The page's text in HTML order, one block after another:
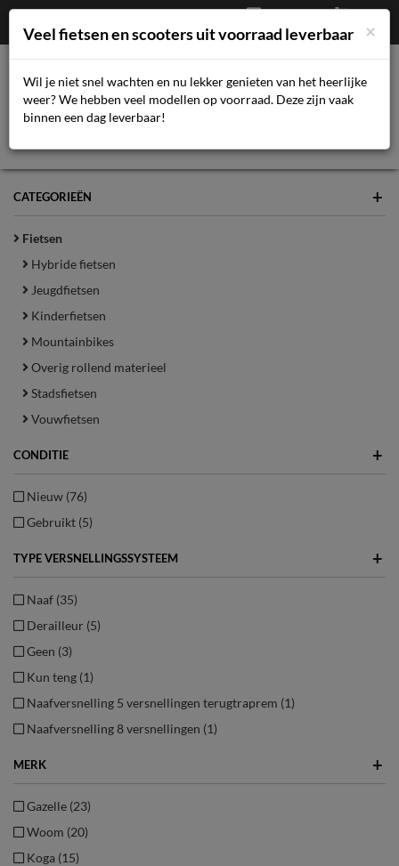
€0,00
Afrekenen
Mijn account
CATEGORIEËN +
Fietsen
Hybride fietsen
Jeugdfietsen
Kinderfietsen
Mountainbikes
Overig rollend materieel
Stadsfietsen
Vouwfietsen
CONDITIE +
Nieuw (76)
Gebruikt (5)
TYPE VERSNELLINGSSYSTEEM +
Naaf (35)
Derailleur (5)
Geen (3)
Kun teng (1)
Naafversnelling 5 versnellingen terugtraprem (1)
Naafversnelling 8 versnellingen (1)
MERK +
Gazelle (23)
Woom (20)
Koga (15)
×
Veel fietsen en scooters uit voorraad leverbaar
Wil je niet snel wachten en nu lekker genieten van het heerlijke
weer? We hebben veel modellen op voorraad. Deze zijn vaak
binnen een dag leverbaar!